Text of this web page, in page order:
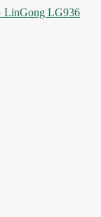
LinGong LG936